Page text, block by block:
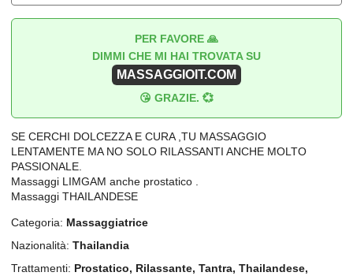
PER FAVORE 🙏
DIMMI CHE MI HAI TROVATA SU
MASSAGGIOIT.COM
😘 GRAZIE. 💞
SE CERCHI DOLCEZZA E CURA ,TU MASSAGGIO
LENTAMENTE MA NO SOLO RILASSANTI ANCHE MOLTO
PASSIONALE.
Massaggi LIMGAM anche prostatico .
Massaggi THAILANDESE
Categoria: Massaggiatrice
Nazionalità: Thailandia
Trattamenti: Prostatico, Rilassante, Tantra, Thailandese,